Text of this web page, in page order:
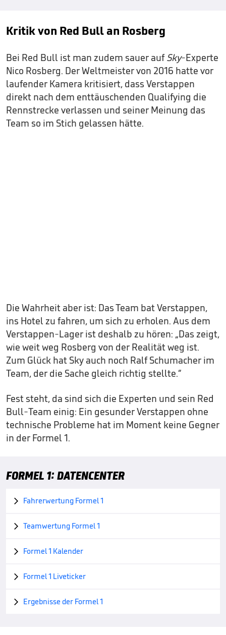
Kritik von Red Bull an Rosberg
Bei Red Bull ist man zudem sauer aufSky-Experte
Nico Rosberg. Der Weltmeister von 2016 hatte vor
laufender Kamera kritisiert, dass Verstappen
direkt nach dem enttäuschenden Qualifying die
Rennstrecke verlassen und seiner Meinung das
Team so im Stich gelassen hätte.
Die Wahrheit aber ist: Das Team bat Verstappen,
ins Hotel zu fahren, um sich zu erholen. Aus dem
Verstappen-Lager ist deshalb zu hören: „Das zeigt,
wie weit weg Rosberg von der Realität weg ist.
Zum Glück hat Sky auch noch Ralf Schumacher im
Team, der die Sache gleich richtig stellte.“
Fest steht, da sind sich die Experten und sein Red
Bull-Team einig: Ein gesunder Verstappen ohne
technische Probleme hat im Moment keine Gegner
in der Formel 1.
FORMEL 1: DATENCENTER
 Fahrerwertung Formel 1
 Teamwertung Formel 1
 Formel 1 Kalender
 Formel 1 Liveticker
 Ergebnisse der Formel 1